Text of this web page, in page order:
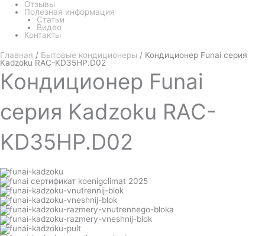
Отзывы
Полезная информация
Статьи
Видео
Контакты
Главная / Бытовые кондиционеры / Кондиционер Funai серия
Kadzoku RAC-KD35HP.D02
Кондиционер Funai
серия Kadzoku RAC-
KD35HP.D02